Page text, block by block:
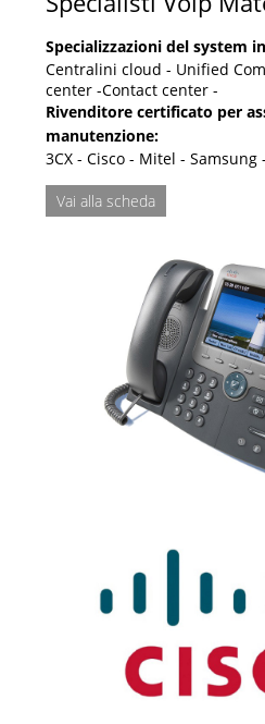
Specializzazioni del system
Centralini cloud - Unified
center -Contact center -
Rivenditore certificato per
manutenzione:
3CX - Cisco - Mitel - Samsung -
Vai alla scheda